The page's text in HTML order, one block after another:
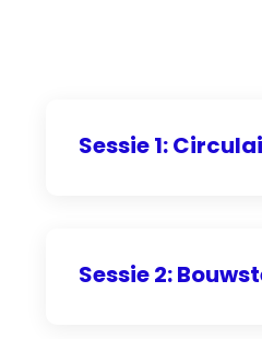
Sessie 1:
Sessie 2: